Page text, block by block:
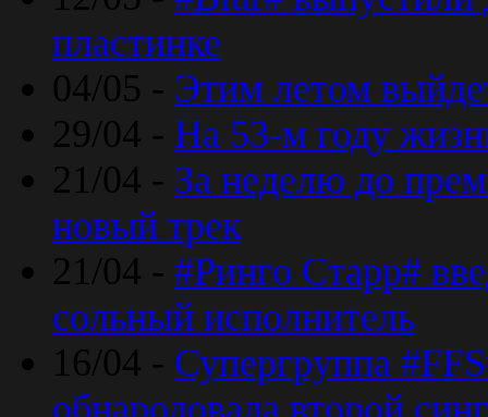
пластинке
04/05 - Этим летом
29/04 - На 53-м году
21/04 - За неделю до
новый трек
21/04 - #Ринго Старр#
сольный исполнитель
16/04 - Супергруппа